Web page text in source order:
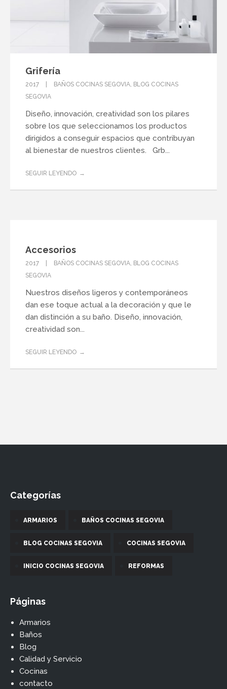
Grifería
2017 BAÑOS COCINAS SEGOVIA BLOG COCINAS
SEGOVIA
Diseño, innovación, creatividad son los pilares
sobre los que seleccionamos los productos
dirigidos a conseguir espacios que contribuyan
al bienestar de nuestros clientes. Grb...
SEGUIR LEYENDO
Accesorios
2017 BAÑOS COCINAS SEGOVIA, BLOG COCINAS
SEGOVIA
Nuestros diseños ligeros y contemporáneos
dan ese toque actual a la decoración y que le
dan distinción a su baño. Diseño, innovación,
creatividad son...
SEGUIR LEYENDO
Categorías
ARMARIOS BAÑOS COCINAS SEGOVIA
BLOG COCINAS SEGOVIA COCINAS SEGOVIA
INICIO COCINAS SEGOVIA REFORMAS
Páginas
Armarios
Baños
Blog
Calidad y Servicio
Cocinas
contacto